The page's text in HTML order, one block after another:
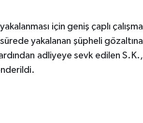
için geniş çaplı çalışma
yakalanan şüpheli gözaltına
adliyeye sevk edilen S.K.,